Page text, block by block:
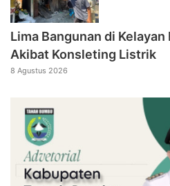
Lima Bangunan di
Akibat Konsleting Listrik
8 Agustus 2026